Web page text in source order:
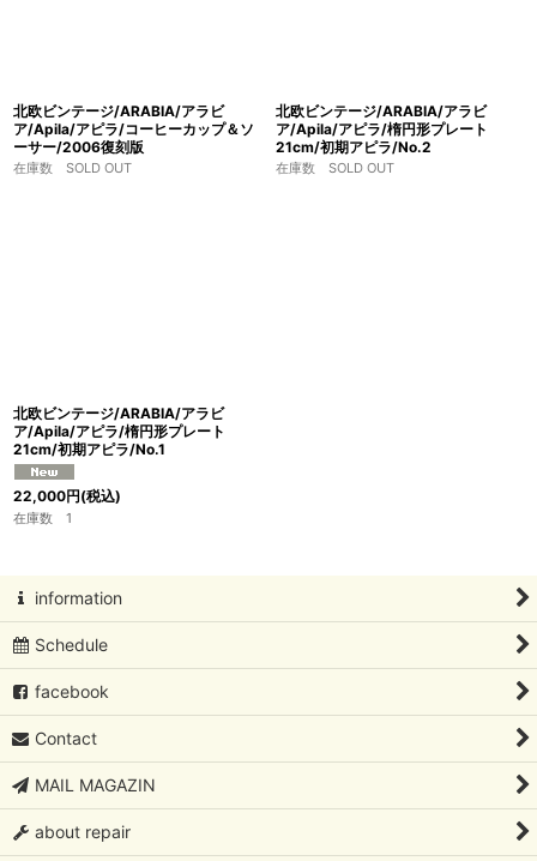
北欧ビンテージ/ARABIA/アラビ
ア/Apila/アピラ/コーヒーカップ＆ソ
ーサー/2006復刻版
在庫数 SOLD OUT
北欧ビンテージ/ARABIA/アラビ
ア/Apila/アピラ/楕円形プレート
21cm/初期アピラ/No.2
在庫数 SOLD OUT
北欧ビンテージ/ARABIA/アラビ
ア/Apila/アピラ/楕円形プレート
21cm/初期アピラ/No.1
22,000円(税込)
在庫数 1
information
Schedule
facebook
Contact
MAIL MAGAZIN
about repair